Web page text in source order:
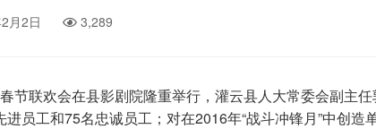
月2日 3,289
联欢会在县影剧院隆重举行，灌云县人大常委会副主
员工和75名忠诚员工；对在2016年“战斗冲锋月”中创造